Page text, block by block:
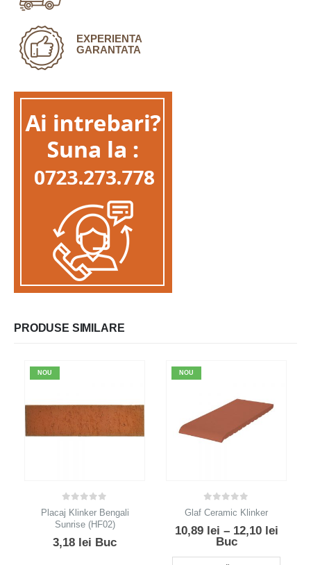
EXPERIENTA
GARANTATA
PRODUSE SIMILARE
NOU
0 out of 5
Placaj Klinker Bengali
Sunrise (HF02)
3,18 lei Buc
NOU
0 out of 5
Glaf Ceramic Klinker
10,89 lei – 12,10 lei
Buc
Acest produs are mai multe variații. Opțiunile pot fi